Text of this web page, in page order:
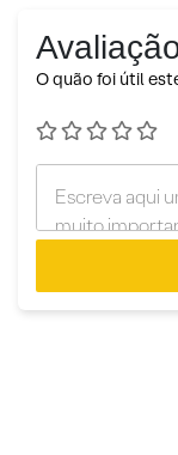
O quão foi útil